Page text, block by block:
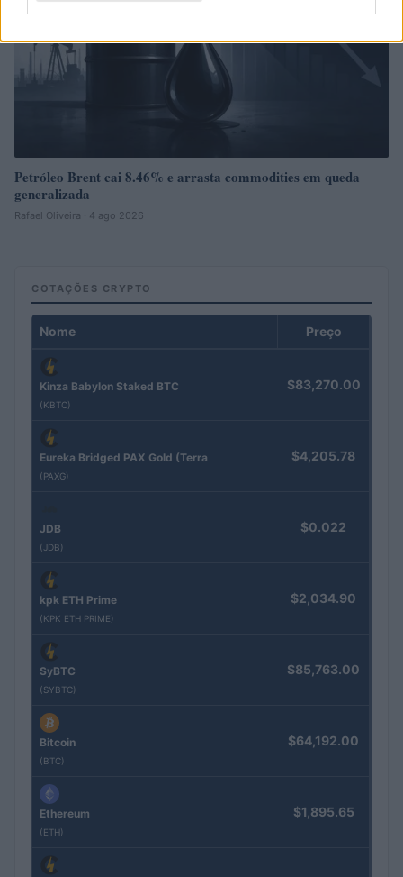
Petróleo Brent cai 8.46% e arrasta commodities em queda
generalizada
Rafael Oliveira · 4 ago 2026
COTAÇÕES CRYPTO
Nome Preço
Kinza Babylon Staked BTC
(KBTC)
$83,270.00
Eureka Bridged PAX Gold (Terra
(PAXG)
$4,205.78
JDB
(JDB)
$0.022
kpk ETH Prime
(KPK ETH PRIME)
$2,034.90
SyBTC
(SYBTC)
$85,763.00
Bitcoin
(BTC)
$64,192.00
Ethereum
(ETH)
$1,895.65